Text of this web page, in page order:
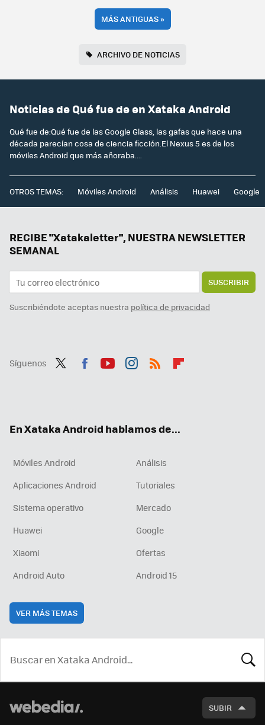
MÁS ANTIGUAS»
ARCHIVO DE NOTICIAS
Noticias de Qué fue de en Xataka Android
Qué fue de:Qué fue de las Google Glass, las gafas que hace una
década parecían cosa de ciencia ficción.El Nexus 5 es de los
móviles Android que más añoraba....
OTROS TEMAS: Móviles Android Análisis Huawei Google
RECIBE "Xatakaletter", NUESTRA NEWSLETTER
SEMANAL
SUSCRIBIR
Suscribiéndote aceptas nuestra política de privacidad
Síguenos
En Xataka Android hablamos de...
Móviles Android
Análisis
Aplicaciones Android
Tutoriales
Sistema operativo
Mercado
Huawei
Google
Xiaomi
Ofertas
Android Auto
Android 15
VER MÁS TEMAS
SUBIR